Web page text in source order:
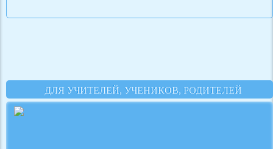
ДЛЯ УЧИТЕЛЕЙ, УЧЕНИКОВ, РОДИТЕЛЕЙ